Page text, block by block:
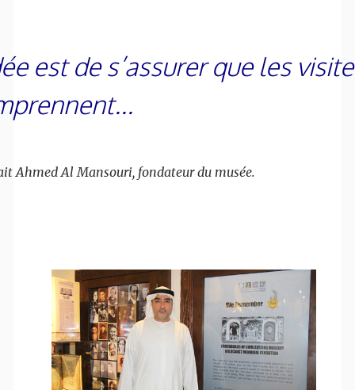
est de s’assurer que les
Ahmed Al Mansouri, fondateur du musée.